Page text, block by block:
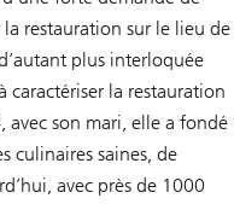
restauration sur le lieu de
plus interloquée
caractériser la restauration
avec son mari, elle a fondé
culinaires saines, de
avec près de 1000